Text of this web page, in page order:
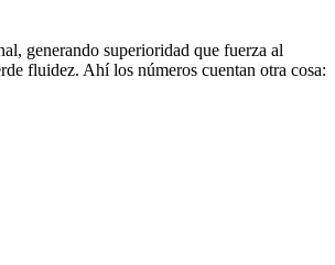
generando superioridad que fuerza al
fluidez. Ahí los números cuentan otra cosa: